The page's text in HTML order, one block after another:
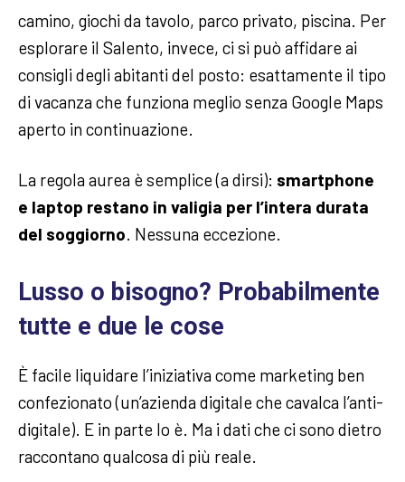
camino, giochi da tavolo, parco privato, piscina. Per
esplorare il Salento, invece, ci si può affidare ai
consigli degli abitanti del posto: esattamente il tipo
di vacanza che funziona meglio senza Google Maps
aperto in continuazione.
La regola aurea è semplice (a dirsi): smartphone
e laptop restano in valigia per l’intera durata
del soggiorno. Nessuna eccezione.
Lusso o bisogno? Probabilmente
tutte e due le cose
È facile liquidare l’iniziativa come marketing ben
confezionato (un’azienda digitale che cavalca l’anti-
digitale). E in parte lo è. Ma i dati che ci sono dietro
raccontano qualcosa di più reale.